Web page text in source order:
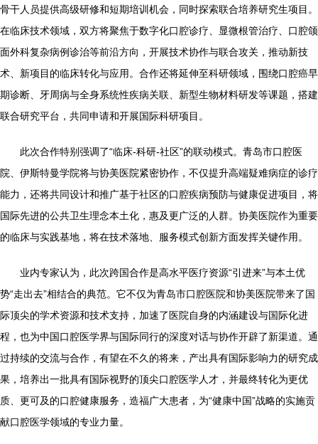
骨干人员提供高级研修和短期培训机会，同时探索联合培养研究生项目。
在临床技术领域，双方将聚焦于数字化口腔诊疗、显微根管治疗、口腔颌
面外科复杂病例诊治等前沿方向，开展技术协作与联合攻关，推动新技
术、新项目的临床转化与应用。合作还将延伸至科研领域，围绕口腔癌早
期诊断、牙周病与全身系统性疾病关联、新型生物材料研发等课题，搭建
联合研究平台，共同申请和开展国际科研项目。
此次合作特别强调了“临床-科研-社区”的联动模式。青岛市口腔医
院、伊斯特曼学院将与协美医院紧密协作，不仅提升高端疑难病症的诊疗
能力，还将共同设计和推广基于社区的口腔疾病预防与健康促进项目，将
国际先进的公共卫生理念本土化，惠及更广泛的人群。协美医院作为重要
的临床与实践基地，将在技术落地、服务模式创新方面发挥关键作用。
业内专家认为，此次跨国合作是高水平医疗资源“引进来”与本土优
势“走出去”相结合的典范。它不仅为青岛市口腔医院和协美医院带来了国
际顶尖的学术资源和技术支持，加速了医院自身的内涵建设与国际化进
程，也为中国口腔医学界与国际同行的深度对话与协作开辟了新渠道。通
过持续的交流与合作，有望在不久的将来，产出具有国际影响力的研究成
果，培养出一批具有国际视野的顶尖口腔医学人才，并最终转化为更优
质、更可及的口腔健康服务，造福广大患者，为“健康中国”战略的实施贡
献口腔医学领域的专业力量。